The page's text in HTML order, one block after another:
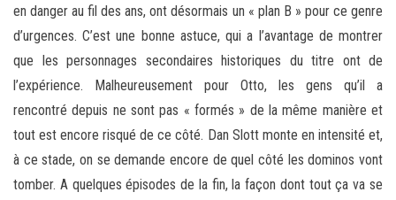
en danger au fil des ans, ont désormais un « plan B » pour ce genre
d’urgences. C’est une bonne astuce, qui a l’avantage de montrer
que les personnages secondaires historiques du titre ont de
l’expérience. Malheureusement pour Otto, les gens qu’il a
rencontré depuis ne sont pas « formés » de la même manière et
tout est encore risqué de ce côté. Dan Slott monte en intensité et,
à ce stade, on se demande encore de quel côté les dominos vont
tomber. A quelques épisodes de la fin, la façon dont tout ça va se